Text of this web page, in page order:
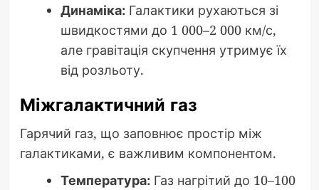
Динаміка:Галактики рухаються зі
швидкостями до 1 000–2 000 км/с,
але гравітація скупчення утримує їх
від розльоту.
Міжгалактичний газ
Гарячий газ, що заповнює простір між
галактиками, є важливим компонентом.
Температура:Газ нагрітий до 10–100